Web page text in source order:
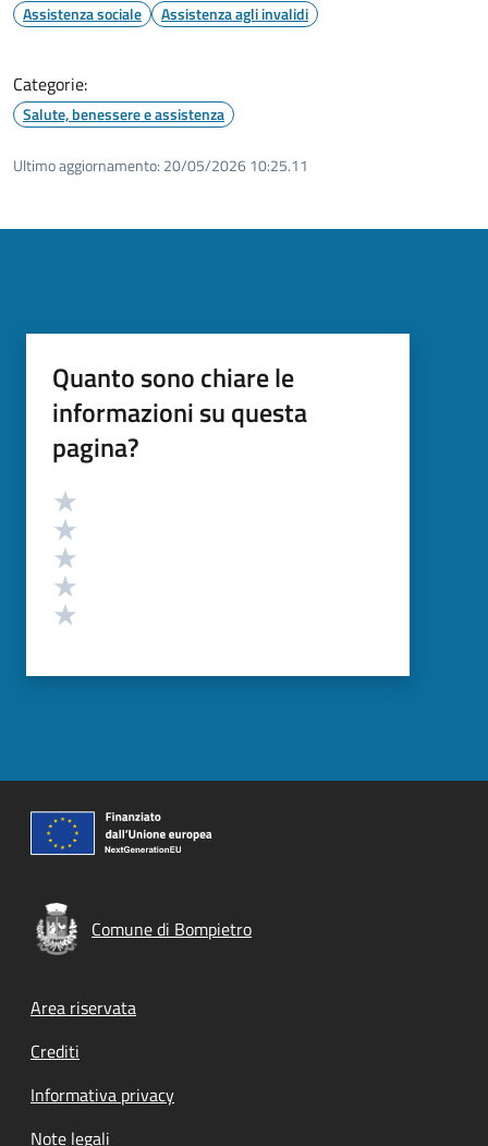
Assistenza sociale Assistenza agli invalidi
Categorie:
Salute, benessere e assistenza
Ultimo aggiornamento: 20/05/2026 10:25.11
Quanto sono chiare le
informazioni su questa
pagina?
Valutazione
Comune di Bompietro
Footer menu
Area riservata
Crediti
Informativa privacy
Note legali